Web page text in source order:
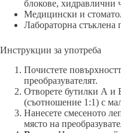
блокове, хидравлични
Медицински и
Лабораторна стъклена
Инструкции за употреба
Почистете
преобразувателят.
Отворете бутилки А и
(съотношение 1:1) с
Нанесете смесеното
място на